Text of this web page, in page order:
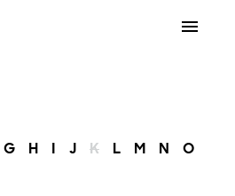
G H I J K L M N O